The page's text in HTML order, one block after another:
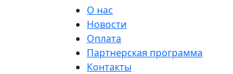
О нас
Новости
Оплата
Партнерская программа
Контакты